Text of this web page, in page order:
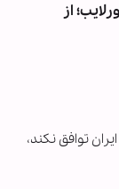
نورلایب؛ از
توافق نکند،